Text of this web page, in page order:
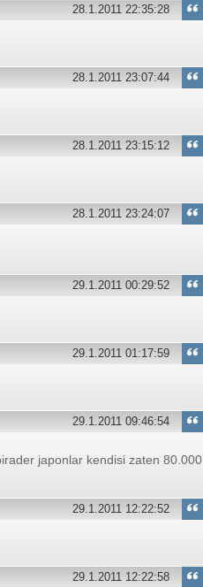
28.1.2011 22:35:28
28.1.2011 23:07:44
28.1.2011 23:15:12
28.1.2011 23:24:07
29.1.2011 00:29:52
29.1.2011 01:17:59
29.1.2011 09:46:54
japonlar kendisi zaten 80.000
29.1.2011 12:22:52
29.1.2011 12:22:58